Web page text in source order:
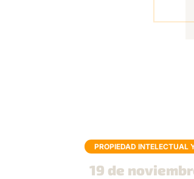
PROPIEDAD INTELECTUAL
19 de